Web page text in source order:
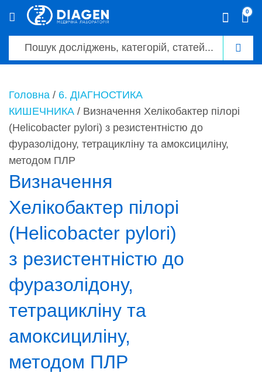
0
Головна / 6. ДІАГНОСТИКА
КИШЕЧНИКА / Визначення Хелікобактер пілорі
(Helicobacter pylori) з резистентністю до
фуразолідону, тетрацикліну та амоксициліну,
методом ПЛР
Визначення
Хелікобактер пілорі
(Helicobacter pylori)
з резистентністю до
фуразолідону,
тетрацикліну та
амоксициліну,
методом ПЛР